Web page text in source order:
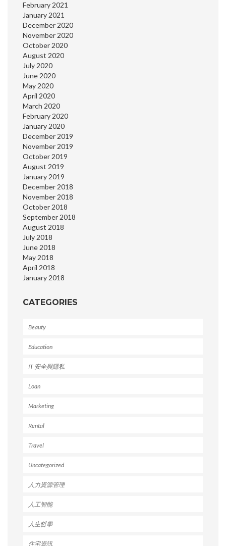
February 2021
January 2021
December 2020
November 2020
October 2020
August 2020
July 2020
June 2020
May 2020
April 2020
March 2020
February 2020
January 2020
December 2019
November 2019
October 2019
August 2019
January 2019
December 2018
November 2018
October 2018
September 2018
August 2018
July 2018
June 2018
May 2018
April 2018
January 2018
CATEGORIES
Beauty
Education
IT 安全與隱私
Loan
Marketing
Rental
Travel
Uncategorized
人力資源管理
人工智能
人生哲學
住宅資訊